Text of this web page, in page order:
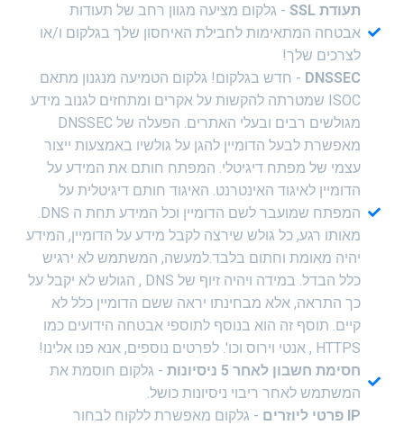
תעודת SSL
- גלקום מציעה מגוון רחב של תעודות
אבטחה המתאימות לחבילת האיחסון שלך בגלקום ו/או
לצרכים שלך!
DNSSEC- חדש בגלקום! גלקום הטמיעה מנגנון מתאם
ISOC שמטרתה להקשות על אקרים ומתחזים לגנוב מידע
מגולשים רבים ובעלי האתרים. הפעלה של DNSSEC
מאפשרת לבעל הדומיין להגן על גולשיו באמצעות ייצור
עצמי של מפתח דיגיטלי. המפתח חותם את המידע על
הדומיין לאיגוד האינטרנט. האיגוד חותם דיגיטלית על
המפתח שמועבר לשם הדומיין וכל המידע תחת ה DNS.
מאותו רגע, כל גולש שירצה לקבל מידע על הדומיין, המידע
יהיה מאומת וחתום בלבד.למעשה, המשתמש לא ירגיש
כלל הבדל. במידה ויהיה זיוף של DNS , הגולש לא יקבל על
כך התראה, אלא מבחינתו יראה ששם הדומיין כלל לא
קיים. תוסף זה הוא בנוסף לתוספי אבטחה הידועים כמו
HTTPS , אנטי וירוס וכו'. לפרטים נוספים, אנא פנו אלינו!
חסימת חשבון לאחר 5 ניסיונות
- גלקום חוסמת את
המשתמש לאחר ריבוי ניסיונות כושל.
- גלקום מאפשרת ללקוח לבחור